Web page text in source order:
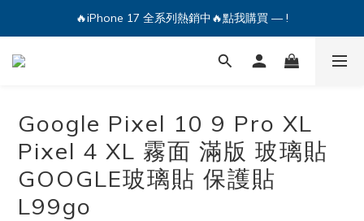
🔥iPhone 17 全系列熱銷中🔥點我購買 — !
🔥iPhone 17 全系列熱銷中🔥點我購買 — !
💕加入Q哥 Line 新好友領優惠券！🎫
Google Pixel 10 9 Pro XL
Pixel 4 XL 霧面 滿版 玻璃貼
GOOGLE玻璃貼 保護貼
L99go